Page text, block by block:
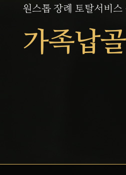
원스톱 장례 토탈서비스
가족납